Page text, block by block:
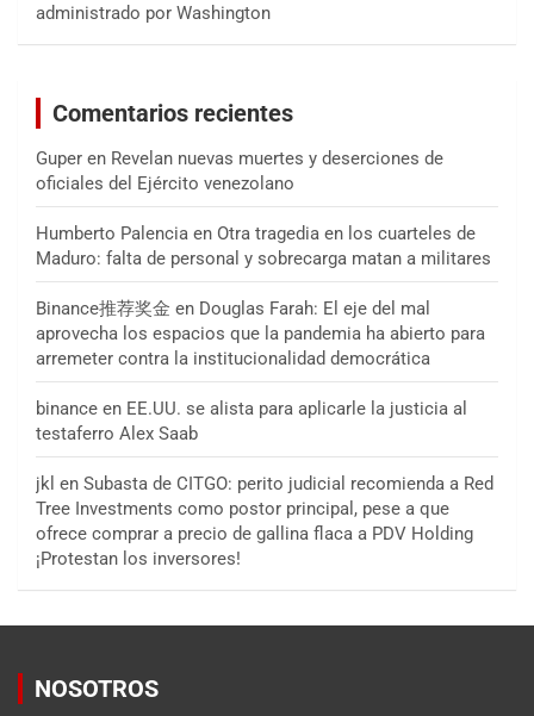
administrado por Washington
Comentarios recientes
Guper en Revelan nuevas muertes y deserciones de
oficiales del Ejército venezolano
Humberto Palencia en Otra tragedia en los cuarteles de
Maduro: falta de personal y sobrecarga matan a militares
Binance推荐奖金 en Douglas Farah: El eje del mal
aprovecha los espacios que la pandemia ha abierto para
arremeter contra la institucionalidad democrática
binance en EE.UU. se alista para aplicarle la justicia al
testaferro Alex Saab
jkl en Subasta de CITGO: perito judicial recomienda a Red
Tree Investments como postor principal, pese a que
ofrece comprar a precio de gallina flaca a PDV Holding
¡Protestan los inversores!
NOSOTROS